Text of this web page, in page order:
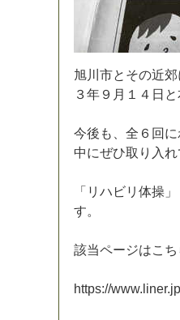
旭川 市と その近郊
３ 年 ９ 月 １ ４ 日 と
今後 も 全 ６ 回 に
中にぜひ取 り 入 れ
「 リ ハ ビリ 体操 」
す。
該当ページはこ ち
https://www. iner.jp